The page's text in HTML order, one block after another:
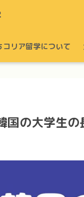
コリア留学について
国の大学生